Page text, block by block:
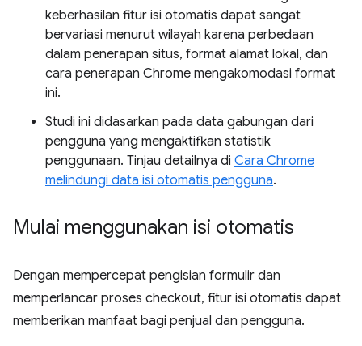
keberhasilan fitur isi otomatis dapat sangat
bervariasi menurut wilayah karena perbedaan
dalam penerapan situs, format alamat lokal, dan
cara penerapan Chrome mengakomodasi format
ini.
Studi ini didasarkan pada data gabungan dari
pengguna yang mengaktifkan statistik
penggunaan. Tinjau detailnya di Cara Chrome
melindungi data isi otomatis pengguna.
Mulai menggunakan isi otomatis
Dengan mempercepat pengisian formulir dan
memperlancar proses checkout, fitur isi otomatis dapat
memberikan manfaat bagi penjual dan pengguna.